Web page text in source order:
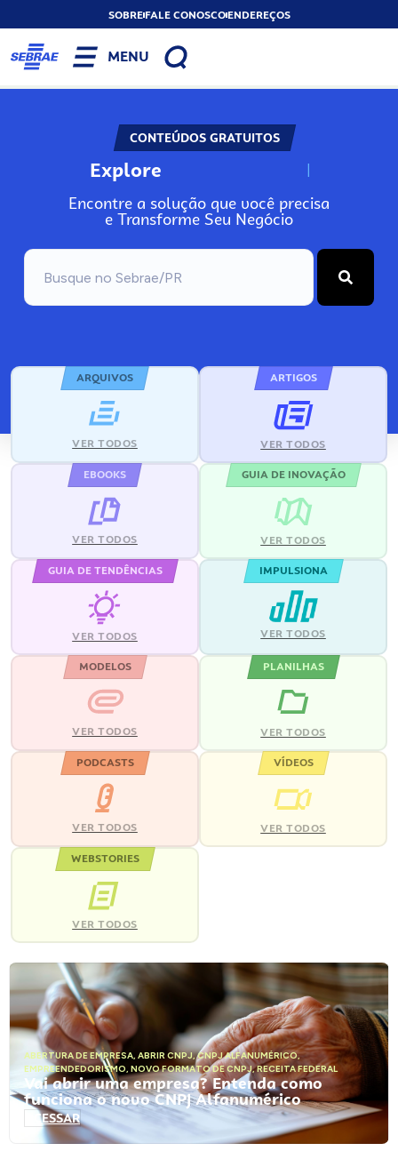
SOBREFALE CONOSCOENDEREÇOS
MENU
CONTEÚDOS GRATUITOS
Explore N
Encontre a solução que você precisa
e Transforme Seu Negócio
ARQUIVOS
VER TODOS
ARTIGOS
VER TODOS
EBOOKS
VER TODOS
GUIA DE INOVAÇÃO
VER TODOS
GUIA DE TENDÊNCIAS
VER TODOS
IMPULSIONA
VER TODOS
MODELOS
VER TODOS
PLANILHAS
VER TODOS
PODCASTS
VER TODOS
VÍDEOS
VER TODOS
WEBSTORIES
VER TODOS
ABERTURA DE EMPRESA, ABRIR CNPJ,CNPJ ALFANUMÉRICO,
EMPREENDEDORISMO, NOVO FORMATO DE CNPJ,RECEITA FEDERAL
Vai abrir uma empresa? Entenda como
funciona o novo CNPJ Alfanumérico
ACESSAR